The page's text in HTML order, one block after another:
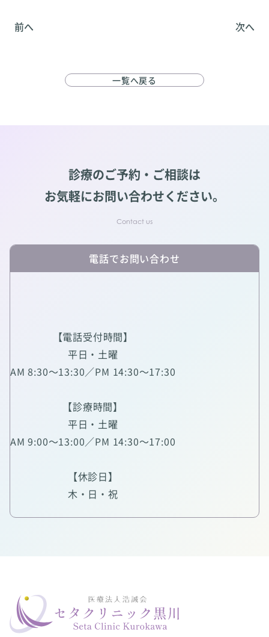
前へ 次へ
一覧へ戻る
診療のご予約・ご相談は
お気軽にお問い合わせください。
電話でお問い合わせ
【電話受付時間】
平日・土曜
AM 8:30～13:30／PM 14:30～17:30
【診療時間】
平日・土曜
AM 9:00～13:00／PM 14:30～17:00
【休診日】
木・日・祝